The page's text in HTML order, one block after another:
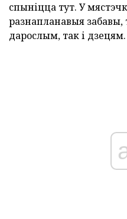
спыніцца тут. У
разнапланавыя забавы,
дарослым, так і дзецям.